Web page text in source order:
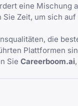
eine
Zeit, um sich
die
Plattformen
Sie Careerboom.ai